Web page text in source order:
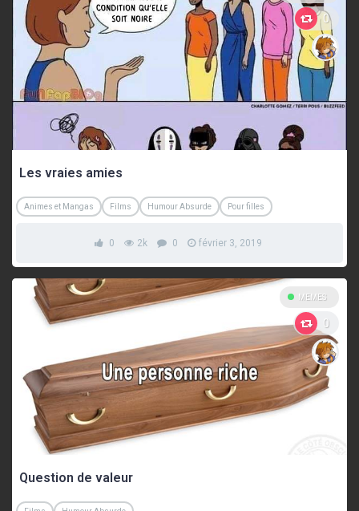
0
Les vraies amies
Animes et Mangas Films Humour Absurde Pour filles
0 2k 0 février 3, 2019
MEMES
0
Question de valeur